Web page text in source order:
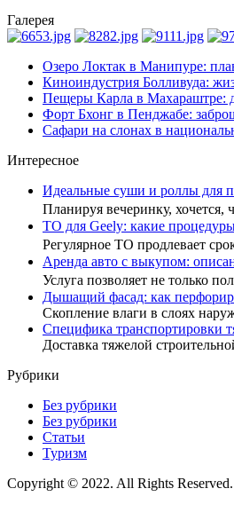
Галерея
Озеро Локтак в Манипуре:
Киноиндустрия Болливуда:
Пещеры Карла в Махараштре:
Форт Бхонг в Пенджабе:
Сафари на слонах в
Интересное
Идеальные суши и роллы для
Планируя вечеринку,
ТО для Geely: какие
Регулярное ТО продлевает
Аренда авто с выкупом:
Услуга позволяет не только
Дышащий фасад: как
Скопление влаги в слоях
Специфика транспортировки
Доставка тяжелой
Рубрики
Без рубрики
Без рубрики
Статьи
Туризм
Copyright © 2022. All Rights Reserved.